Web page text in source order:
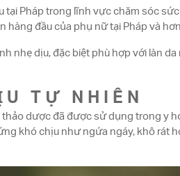
tại Pháp trong lĩnh vực chăm sóc
đầu của phụ nữ tại Pháp và
nhẹ dịu, đặc biệt phù hợp với làn
TỰ NHIÊN
dược đã được sử dụng trong y
khó chịu như ngứa ngáy, khô rát